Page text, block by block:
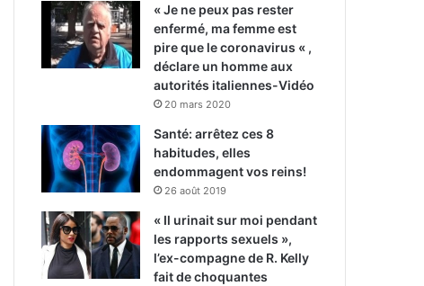
« Je ne peux pas rester
enfermé, ma femme est
pire que le coronavirus « ,
déclare un homme aux
autorités italiennes-Vidéo
20 mars 2020
Santé: arrêtez ces 8
habitudes, elles
endommagent vos reins!
26 août 2019
« Il urinait sur moi pendant
les rapports sexuels »,
l’ex-compagne de R. Kelly
fait de choquantes